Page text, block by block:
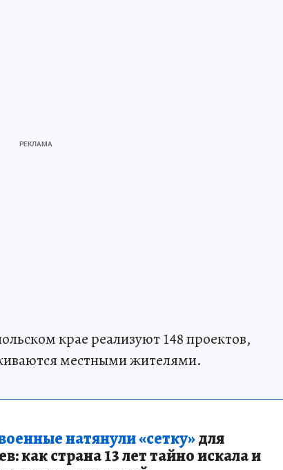
крае реализуют 148 проектов,
местными жителями.
натянули «сетку»для
как страна 13 лет тайно искала и